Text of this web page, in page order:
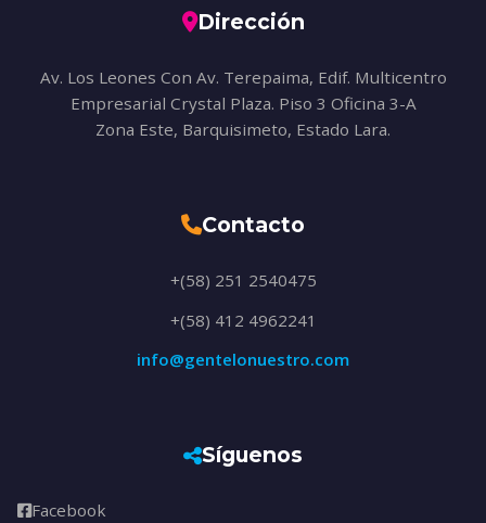
Dirección
Av. Los Leones Con Av. Terepaima, Edif. Multicentro
Empresarial Crystal Plaza. Piso 3 Oficina 3-A
Zona Este, Barquisimeto, Estado Lara.
Contacto
+(58) 251 2540475
+(58) 412 4962241
info@gentelonuestro.com
Síguenos
Facebook